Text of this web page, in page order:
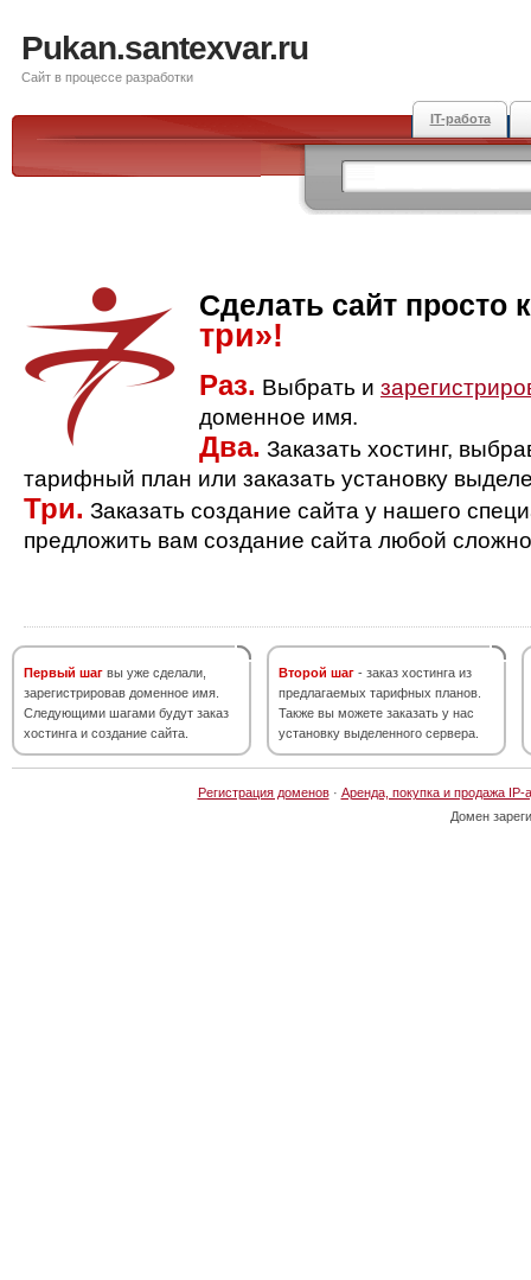
Pukan.santexvar.ru
Сайт в процессе разработки
IT-работа
Сделать сайт просто
три»!
Раз. Выбрать и
доменное имя.
Два. Заказать хостинг,
тарифный план или заказать установку
Три. Заказать создание сайта у нашего
предложить вам создание сайта любой
Первый шаг вы уже сделали,
зарегистрировав доменное имя.
Следующими шагами будут заказ
хостинга и создание сайта.
Второй шаг - заказ хостинга из
предлагаемых тарифных планов.
Также вы можете заказать у нас
установку выделенного сервера.
Регистрация доменов· Аренда, покупка и продажа IP-
Домен